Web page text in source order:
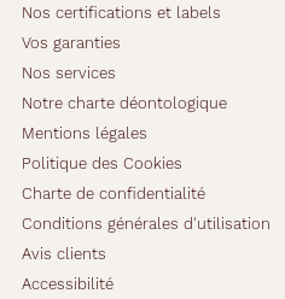
Nos certifications et labels
Vos garanties
Nos services
Notre charte déontologique
Mentions légales
Politique des Cookies
Charte de confidentialité
Conditions générales d'utilisation
Avis clients
Accessibilité